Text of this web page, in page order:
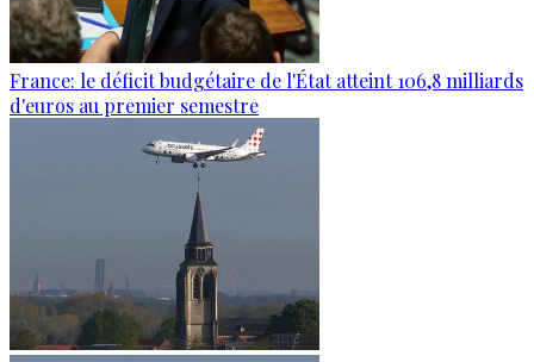
France: le déficit budgétaire de l'État atteint 106,8 milliards
d'euros au premier semestre